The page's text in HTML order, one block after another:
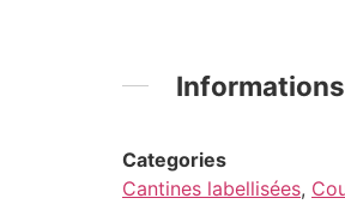
Categories
Cantines labellisées,